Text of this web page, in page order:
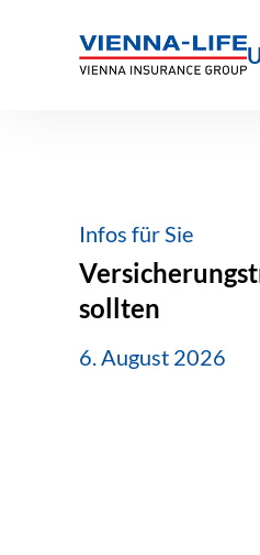
Infos für Sie
sollten
6. August 2026